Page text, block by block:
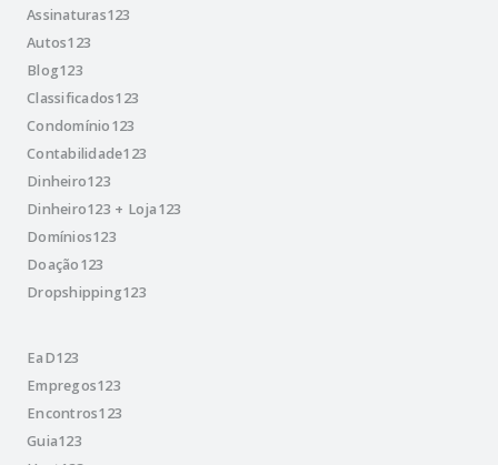
Assinaturas123
Autos123
Blog123
Classificados123
Condomínio123
Contabilidade123
Dinheiro123
Dinheiro123 + Loja123
Domínios123
Doação123
Dropshipping123
EaD123
Empregos123
Encontros123
Guia123